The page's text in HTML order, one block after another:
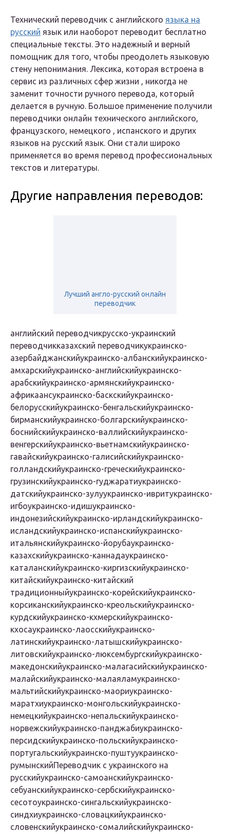
Технический переводчик с английского языка на
русский язык или наоборот переводит бесплатно
специальные тексты. Это надежный и верный
помощник для того, чтобы преодолеть языковую
стену непонимания. Лексика, которая встроена в
сервис из различных сфер жизни , никогда не
заменит точности ручного перевода, который
делается в ручную. Большое применение получили
переводчики онлайн технического английского,
французского, немецкого , испанского и других
языков на русский язык. Они стали широко
применяется во время перевод профессиональных
текстов и литературы.
Другие направления переводов:
Лучший англо-русский онлайн
переводчик
английский переводчикрусско-украинский
переводчикказахский переводчикукраинско-
азербайджанскийукраинско-албанскийукраинско-
амхарскийукраинско-английскийукраинско-
арабскийукраинско-армянскийукраинско-
африкаансукраинско-баскскийукраинско-
белорусскийукраинско-бенгальскийукраинско-
бирманскийукраинско-болгарскийукраинско-
боснийскийукраинско-валлийскийукраинско-
венгерскийукраинско-вьетнамскийукраинско-
гавайскийукраинско-галисийскийукраинско-
голландскийукраинско-греческийукраинско-
грузинскийукраинско-гуджаратиукраинско-
датскийукраинско-зулуукраинско-ивритукраинско-
игбоукраинско-идишукраинско-
индонезийскийукраинско-ирландскийукраинско-
исландскийукраинско-испанскийукраинско-
итальянскийукраинско-йорубаукраинско-
казахскийукраинско-каннадаукраинско-
каталанскийукраинско-киргизскийукраинско-
китайскийукраинско-китайский
традиционныйукраинско-корейскийукраинско-
корсиканскийукраинско-креольскийукраинско-
курдскийукраинско-кхмерскийукраинско-
кхосаукраинско-лаосскийукраинско-
латинскийукраинско-латышскийукраинско-
литовскийукраинско-люксембургскийукраинско-
македонскийукраинско-малагасийскийукраинско-
малайскийукраинско-малаяламукраинско-
мальтийскийукраинско-маориукраинско-
маратхиукраинско-монгольскийукраинско-
немецкийукраинско-непальскийукраинско-
норвежскийукраинско-панджабиукраинско-
персидскийукраинско-польскийукраинско-
португальскийукраинско-пуштуукраинско-
румынскийПереводчик с украинского на
русскийукраинско-самоанскийукраинско-
себуанскийукраинско-сербскийукраинско-
сесотоукраинско-сингальскийукраинско-
синдхиукраинско-словацкийукраинско-
словенскийукраинско-сомалийскийукраинско-